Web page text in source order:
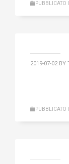
PUBBLICATO
2019-07-02 BY
PUBBLICATO